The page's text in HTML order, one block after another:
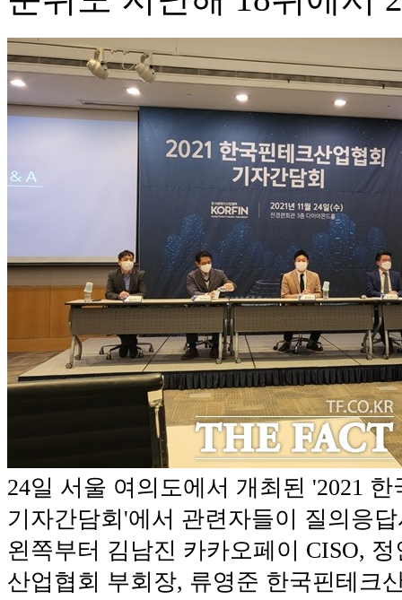
24일 서울 여의도에서 개최된 '2021
기자간담회'에서 관련자들이 질의응
왼쪽부터 김남진 카카오페이 CISO,
산업협회 부회장, 류영준 한국핀테크